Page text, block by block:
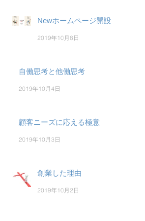
Newホームページ開設
2019年10月8日
自働思考と他働思考
2019年10月4日
顧客ニーズに応える極意
2019年10月3日
創業した理由
2019年10月2日